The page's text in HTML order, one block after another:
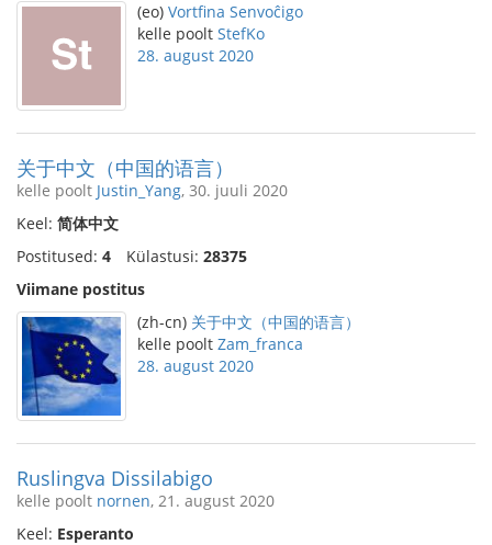
(eo) Vortfina Senvoĉigo
kelle poolt StefKo
28. august 2020
关于中文（中国的语言）
kelle poolt Justin_Yang, 30. juuli 2020
Keel: 简体中文
Postitused: 4 Külastusi: 28375
Viimane postitus
(zh-cn) 关于中文（中国的语言）
kelle poolt Zam_franca
28. august 2020
Ruslingva Dissilabigo
kelle poolt nornen, 21. august 2020
Keel: Esperanto